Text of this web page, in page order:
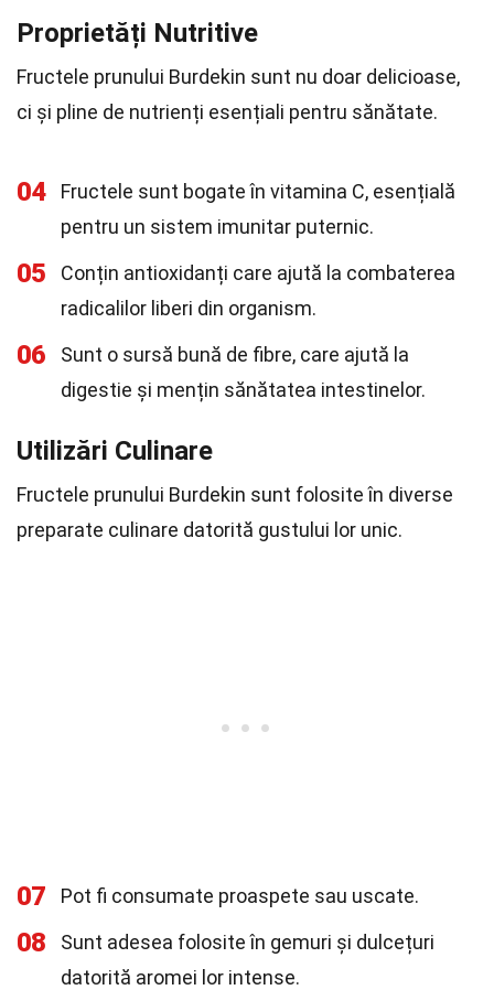
Proprietăți Nutritive
Fructele prunului Burdekin sunt nu doar delicioase,
ci și pline de nutrienți esențiali pentru sănătate.
04
Fructele sunt bogate în vitamina C, esențială
pentru un sistem imunitar puternic.
05
Conțin antioxidanți care ajută la combaterea
radicalilor liberi din organism.
06
Sunt o sursă bună de fibre, care ajută la
digestie și mențin sănătatea intestinelor.
Utilizări Culinare
Fructele prunului Burdekin sunt folosite în diverse
preparate culinare datorită gustului lor unic.
07 Pot fi consumate proaspete sau uscate.
08
Sunt adesea folosite în gemuri și dulcețuri
datorită aromei lor intense.